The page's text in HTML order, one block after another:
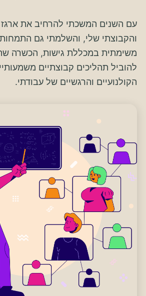
עם השנים המשכתי להרחיב את ארגז
והקבוצתי שלי, והשלמתי גם
משימתית במכללת גישות, הכשרה
להוביל תהליכים קבוצתיים
הקולנועיים והרגשיים של עבודתי.